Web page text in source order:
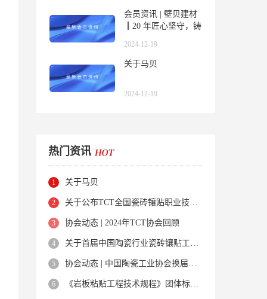
会员资讯 | 壁贝建材
┃20 年匠心坚守，铸
2024-12-19
关于马贝
2024-12-19
热门资讯
关于马贝
关于公布TCT全国瓷砖镶贴职业技能培训基地名单的通知
协会动态 | 2024年TCT协会回顾
关于首届中国陶瓷行业瓷砖镶贴工职业技能大赛-分赛区预选赛安排的通知
协会动态 | 中国陶瓷工业协会换届大会成功召开，刘挺当选新一届理事长，TCT协会获多项荣誉
《岩板粘贴工程技术规程》团体标准正式实施